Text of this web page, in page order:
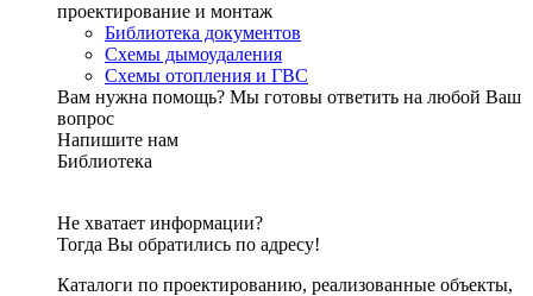
проектирование и монтаж
Библиотека документов
Схемы дымоудаления
Схемы отопления и ГВС
Вам нужна помощь? Мы готовы ответить на любой Ваш
вопрос
Напишите нам
Библиотека
Не хватает информации?
Тогда Вы обратились по адресу!
Каталоги по проектированию, реализованные объекты,